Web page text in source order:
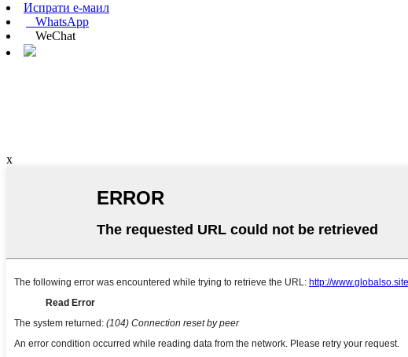
Испрати е-маил
WhatsApp
WeChat
x